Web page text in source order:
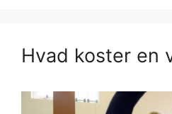
Hvad koster en